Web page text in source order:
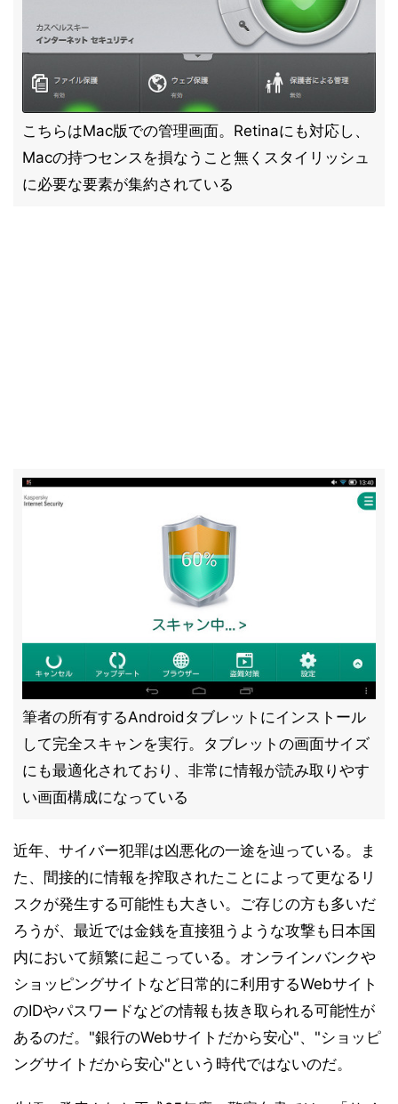
こちらはMac版での管理画面。Retinaにも対応し、
Macの持つセンスを損なうこと無くスタイリッシュ
に必要な要素が集約されている
筆者の所有するAndroidタブレットにインストール
して完全スキャンを実行。タブレットの画面サイズ
にも最適化されており、非常に情報が読み取りやす
い画面構成になっている
近年、サイバー犯罪は凶悪化の一途を辿っている。ま
た、間接的に情報を搾取されたことによって更なるリ
スクが発生する可能性も大きい。ご存じの方も多いだ
ろうが、最近では金銭を直接狙うような攻撃も日本国
内において頻繁に起こっている。オンラインバンクや
ショッピングサイトなど日常的に利用するWebサイト
のIDやパスワードなどの情報も抜き取られる可能性が
あるのだ。"銀行のWebサイトだから安心"、"ショッピ
ングサイトだから安心"という時代ではないのだ。